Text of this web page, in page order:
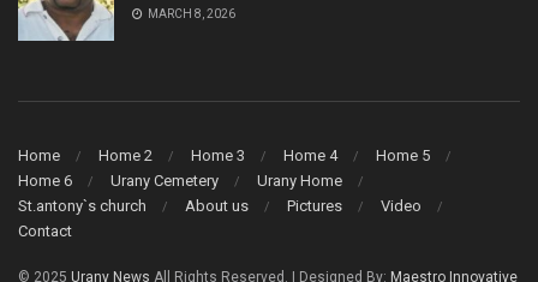
MARCH 8, 2026
Home Home 2 Home 3 Home 4
Home 5
Home 6
Urany Cemetery
Urany Home
St.antony`s church
About us Pictures
Video
Contact
© 2025 Urany News All Rights Reserved. | Designed By: Maestro Innovative